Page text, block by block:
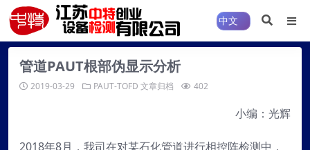
管道PAUT根部伪显示分析
2019-03-29 PAUT-TOFD 文章归档 402
小编：光辉
2018年8月，我司在对某石化管道进行相控阵检测中，